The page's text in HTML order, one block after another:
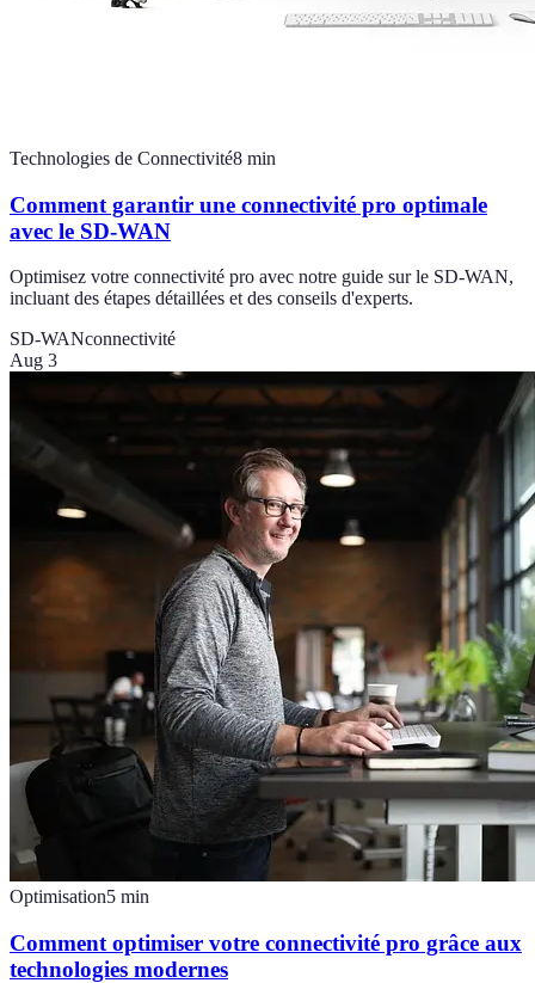
Technologies de Connectivité8 min
Comment garantir une connectivité pro optimale
avec le SD-WAN
Optimisez votre connectivité pro avec notre guide sur le SD-WAN,
incluant des étapes détaillées et des conseils d'experts.
SD-WANconnectivité
Aug 3
Optimisation5 min
Comment optimiser votre connectivité pro grâce aux
technologies modernes